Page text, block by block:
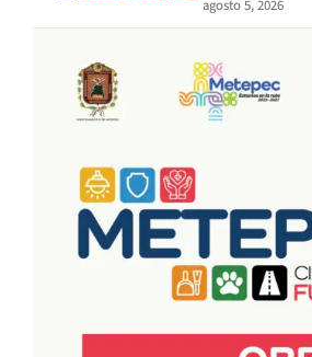
agosto 5, 2026